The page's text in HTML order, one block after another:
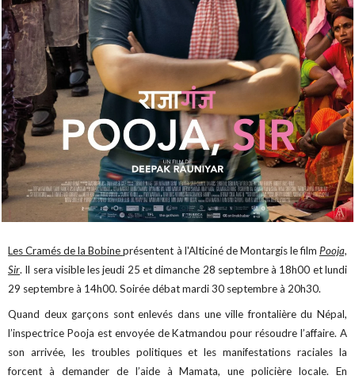
Les Cramés de la Bobineprésentent à l'Alticiné de Montargis le film Pooja,
Sir. Il sera visible les jeudi 25 et dimanche 28 septembre à 18h00 et lundi
29 septembre à 14h00. Soirée débat mardi 30 septembre à 20h30.
Quand deux garçons sont enlevés dans une ville frontalière du Népal,
l’inspectrice Pooja est envoyée de Katmandou pour résoudre l’affaire. A
son arrivée, les troubles politiques et les manifestations raciales la
forcent à demander de l’aide à Mamata, une policière locale. En